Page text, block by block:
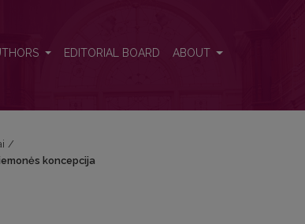
EDITORIAL BOARD ABOUT
/
koncepcija